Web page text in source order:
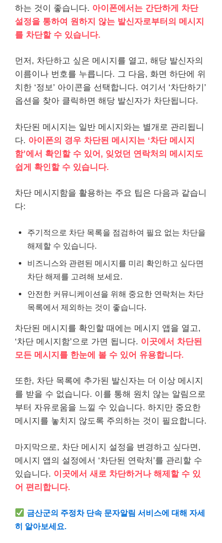
하는 것이 좋습니다. 아이폰에서는 간단하게 차단
설정을 통하여 원하지 않는 발신자로부터의 메시지
를 차단할 수 있습니다.
먼저, 차단하고 싶은 메시지를 열고, 해당 발신자의
이름이나 번호를 누릅니다. 그 다음, 화면 하단에 위
치한 ‘정보’ 아이콘을 선택합니다. 여기서 ‘차단하기’
옵션을 찾아 클릭하면 해당 발신자가 차단됩니다.
차단된 메시지는 일반 메시지와는 별개로 관리됩니
다. 아이폰의 경우 차단된 메시지는 ‘차단 메시지
함’에서 확인할 수 있어, 잊었던 연락처의 메시지도
쉽게 확인할 수 있습니다.
차단 메시지함을 활용하는 주요 팁은 다음과 같습니
다:
주기적으로 차단 목록을 점검하여 필요 없는 차단을
해제할 수 있습니다.
비즈니스와 관련된 메시지를 미리 확인하고 싶다면
차단 해제를 고려해 보세요.
안전한 커뮤니케이션을 위해 중요한 연락처는 차단
목록에서 제외하는 것이 좋습니다.
차단된 메시지를 확인할 때에는 메시지 앱을 열고,
‘차단 메시지함’으로 가면 됩니다. 이곳에서 차단된
모든 메시지를 한눈에 볼 수 있어 유용합니다.
또한, 차단 목록에 추가된 발신자는 더 이상 메시지
를 받을 수 없습니다. 이를 통해 원치 않는 알림으로
부터 자유로움을 느낄 수 있습니다. 하지만 중요한
메시지를 놓치지 않도록 주의하는 것이 필요합니다.
마지막으로, 차단 메시지 설정을 변경하고 싶다면,
메시지 앱의 설정에서 ‘차단된 연락처’를 관리할 수
있습니다. 이곳에서 새로 차단하거나 해제할 수 있
어 편리합니다.
금산군의 주정차단속 문자알림 서비스에 대해 자세
히 알아보세요.